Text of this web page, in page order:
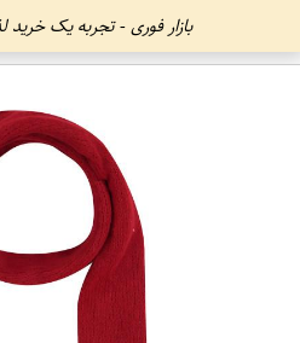
بازار فوری - تجربه یک